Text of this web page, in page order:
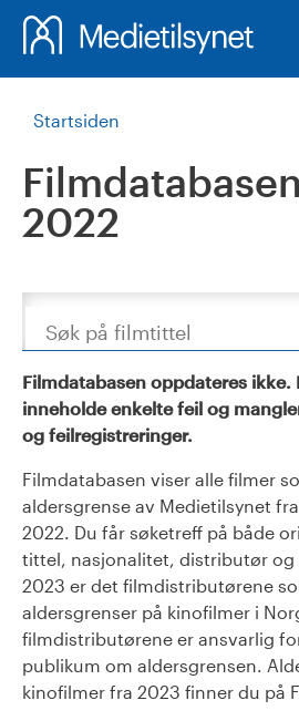
Startsiden
2022
Søk
Filmdatabasen oppdateres ikke.
inneholde enkelte feil og
og feilregistreringer.
Filmdatabasen viser alle filmer
aldersgrense av Medietilsynet
2022. Du får søketreff på både
tittel, nasjonalitet, distributør og
2023 er det filmdistributørene
aldersgrenser på kinofilmer i
filmdistributørene er ansvarlig
publikum om aldersgrensen.
kinofilmer fra 2023 finner du på